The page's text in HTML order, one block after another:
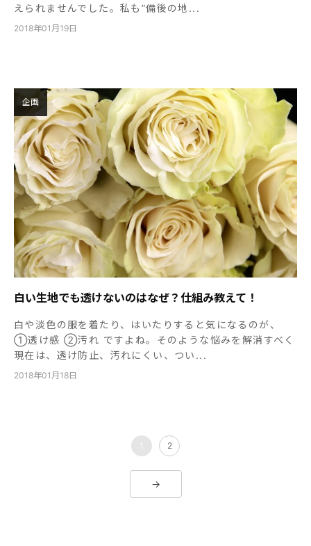
えられませんでした。私も”備後の地...
2018年01月19日
企画
白い生地でも透けないのはなぜ？仕組み教えて！
白や淡色の服を着たり、はいたりすると気になるのが、
①透け感 ②汚れ ですよね。そのような悩みを解消すべく
現在は、透け防止、汚れにくい、つい...
2018年01月18日
1 2
→